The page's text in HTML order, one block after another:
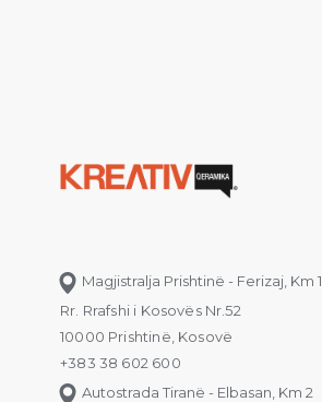
Magjistralja Prishtinë - Ferizaj, Km 1
Rr. Rrafshi i Kosovës Nr.52
10000 Prishtinë, Kosovë
+383 38 602 600
Autostrada Tiranë - Elbasan, Km 2